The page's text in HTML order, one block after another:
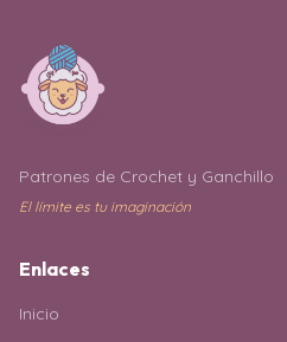
Patrones de Crochet y Ganchillo
El límite es tu imaginación
Enlaces
Inicio